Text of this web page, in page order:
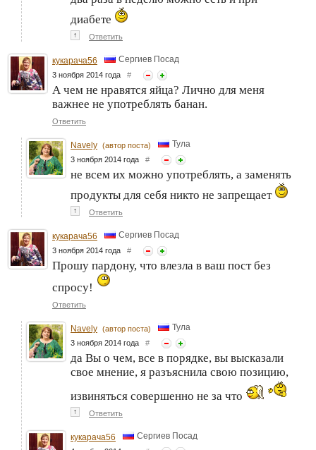
диабете
↑ Ответить
кукарача56 Сергиев Посад
3 ноября 2014 года #
А чем не нравятся яйца? Лично для меня
важнее не употреблять банан.
Ответить
Navely (автор поста) Тула
3 ноября 2014 года #
не всем их можно употреблять, а заменять
продукты для себя никто не запрещает
↑ Ответить
кукарача56 Сергиев Посад
3 ноября 2014 года #
Прошу пардону, что влезла в ваш пост без
спросу!
Ответить
Navely (автор поста) Тула
3 ноября 2014 года #
да Вы о чем, все в порядке, вы высказали
свое мнение, я разъяснила свою позицию,
извиняться совершенно не за что
↑ Ответить
кукарача56 Сергиев Посад